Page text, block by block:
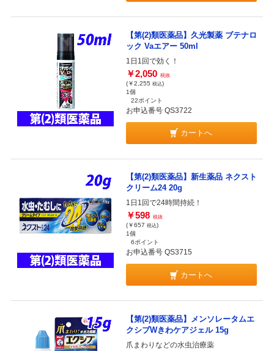
【第(2)類医薬品】久光製薬 ブテナロ
ック Vaエアー 50ml
1日1回で効く！
￥2,050 税抜
(￥2,255 税込)
1個
22ポイント
お申込番号 QS3722
カートへ
【第(2)類医薬品】新生薬品 ネクスト
クリーム24 20g
1日1回で24時間持続！
￥598 税抜
(￥657 税込)
1個
6ポイント
お申込番号 QS3715
カートへ
【第(2)類医薬品】メンソレータムエ
クシブWきわケアジェル 15g
爪まわりなどの水虫治療薬